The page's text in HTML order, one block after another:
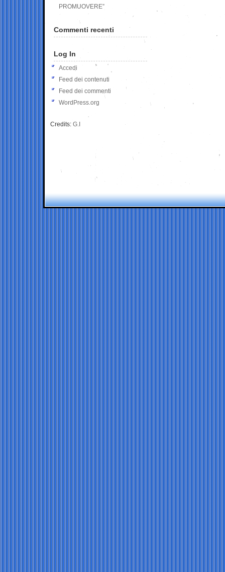
PROMUOVERE”
Commenti recenti
Log In
Accedi
Feed dei contenuti
Feed dei commenti
WordPress.org
Credits: G.I